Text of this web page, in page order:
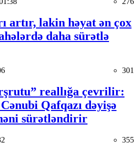
artır, lakin həyat ən çox
daha sürətlə
301
reallığa çevrilir:
Qafqazı dəyişə
sürətləndirir
355